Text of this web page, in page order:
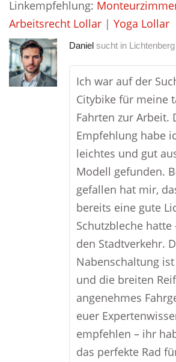
Linkempfehlung:
Arbeitsrecht Lollar | Yoga Lollar
Daniel sucht in
Ich war auf der
Citybike für meine
Fahrten zur Arbeit.
Empfehlung habe
leichtes und gut
Modell gefunden.
gefallen hat mir,
bereits eine gute
Schutzbleche
den Stadtverkehr.
Nabenschaltung
und die breiten
angenehmes
euer
empfehlen – ihr
das perfekte Rad